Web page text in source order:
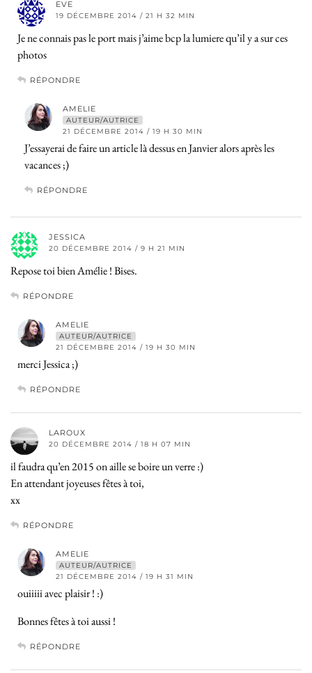
EVE
19 DÉCEMBRE 2014 / 21 H 32 MIN
Je ne connais pas le port mais j’aime bcp la lumiere qu’il y a sur ces
photos
RÉPONDRE
AMELIE
AUTEUR/AUTRICE
21 DÉCEMBRE 2014 / 19 H 30 MIN
J’essayerai de faire un article là dessus en Janvier alors après les
vacances ;)
RÉPONDRE
JESSICA
20 DÉCEMBRE 2014 / 9 H 21 MIN
Repose toi bien Amélie ! Bises.
RÉPONDRE
AMELIE
AUTEUR/AUTRICE
21 DÉCEMBRE 2014 / 19 H 30 MIN
merci Jessica ;)
RÉPONDRE
LAROUX
20 DÉCEMBRE 2014 / 18 H 07 MIN
il faudra qu’en 2015 on aille se boire un verre :)
En attendant joyeuses fêtes à toi,
xx
RÉPONDRE
AMELIE
AUTEUR/AUTRICE
21 DÉCEMBRE 2014 / 19 H 31 MIN
ouiiiii avec plaisir ! :)
Bonnes fêtes à toi aussi !
RÉPONDRE